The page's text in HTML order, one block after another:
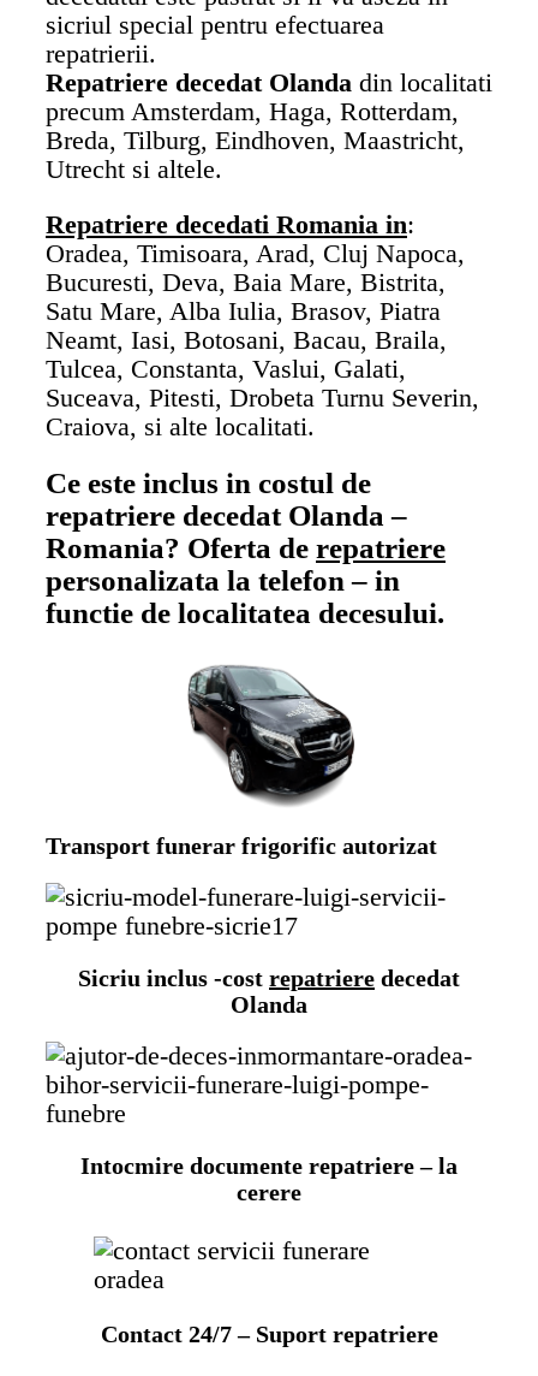
sicriul special pentru efectuarea
repatrierii.
Repatriere decedat Olanda din localitati
precum Amsterdam, Haga, Rotterdam,
Breda, Tilburg, Eindhoven, Maastricht,
Utrecht si altele.
Repatriere decedati Romania in:
Oradea, Timisoara, Arad, Cluj Napoca,
Bucuresti, Deva, Baia Mare, Bistrita,
Satu Mare, Alba Iulia, Brasov, Piatra
Neamt, Iasi, Botosani, Bacau, Braila,
Tulcea, Constanta, Vaslui, Galati,
Suceava, Pitesti, Drobeta Turnu Severin,
Craiova, si alte localitati.
Ce este inclus in costul de
repatriere decedat Olanda –
Romania? Oferta de repatriere
personalizata la telefon – in
functie de localitatea decesului.
Transport funerar frigorific autorizat
Sicriu inclus -cost repatriere decedat
Olanda
Intocmire documente repatriere – la
cerere
Contact 24/7 – Suport repatriere